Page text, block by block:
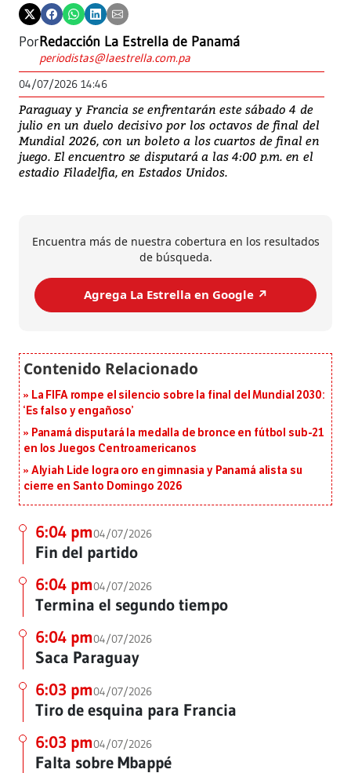
PorRedacción La Estrella de Panamá
periodistas@laestrella.com.pa
04/07/2026 14:46
Paraguay y Francia se enfrentarán este sábado 4 de
julio en un duelo decisivo por los octavos de final del
Mundial 2026, con un boleto a los cuartos de final en
juego. El encuentro se disputará a las 4:00 p.m. en el
estadio Filadelfia, en Estados Unidos.
Encuentra más de nuestra cobertura en los resultados
de búsqueda.
Agrega La Estrella en Google ↗️
La FIFA rompe el silencio sobre la final del Mundial 2030:
‘Es falso y engañoso’
Panamá disputará la medalla de bronce en fútbol sub-21
en los Juegos Centroamericanos
Alyiah Lide logra oro en gimnasia y Panamá alista su
cierre en Santo Domingo 2026
6:04 pm04/07/2026
Fin del partido
6:04 pm04/07/2026
Termina el segundo tiempo
6:04 pm04/07/2026
Saca Paraguay
6:03 pm04/07/2026
Tiro de esquina para Francia
6:03 pm04/07/2026
Falta sobre Mbappé